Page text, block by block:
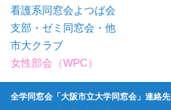
看護系同窓会よつば会
支部・ゼミ同窓会・他
市大クラブ
女性部会（WPC）
全学同窓会「大阪市立大学同窓会」連絡先